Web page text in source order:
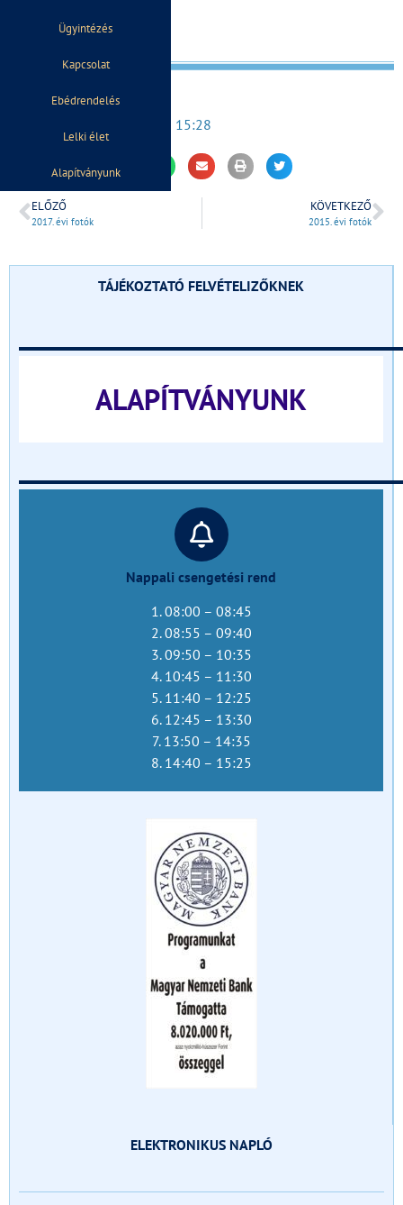
Ügyintézés
Kapcsolat
Ebédrendelés
Lelki élet
Alapítványunk
15:28
ELŐZŐ
2017. évi fotók
KÖVETKEZŐ
2015. évi fotók
TÁJÉKOZTATÓ FELVÉTELIZŐKNEK
ALAPÍTVÁNYUNK
Nappali csengetési rend
1. 08:00 – 08:45
2. 08:55 – 09:40
3. 09:50 – 10:35
4. 10:45 – 11:30
5. 11:40 – 12:25
6. 12:45 – 13:30
7. 13:50 – 14:35
8. 14:40 – 15:25
ELEKTRONIKUS NAPLÓ